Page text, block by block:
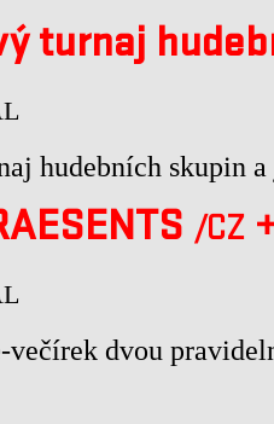
turnaj
hudebních skupin
/CZ
večírek dvou